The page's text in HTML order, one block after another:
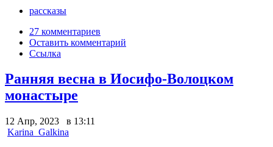
рассказы
27 комментариев
Оставить комментарий
Ссылка
Ранняя весна в Иосифо-Волоцком
монастыре
12 Апр, 2023 в 13:11
Karina_Galkina